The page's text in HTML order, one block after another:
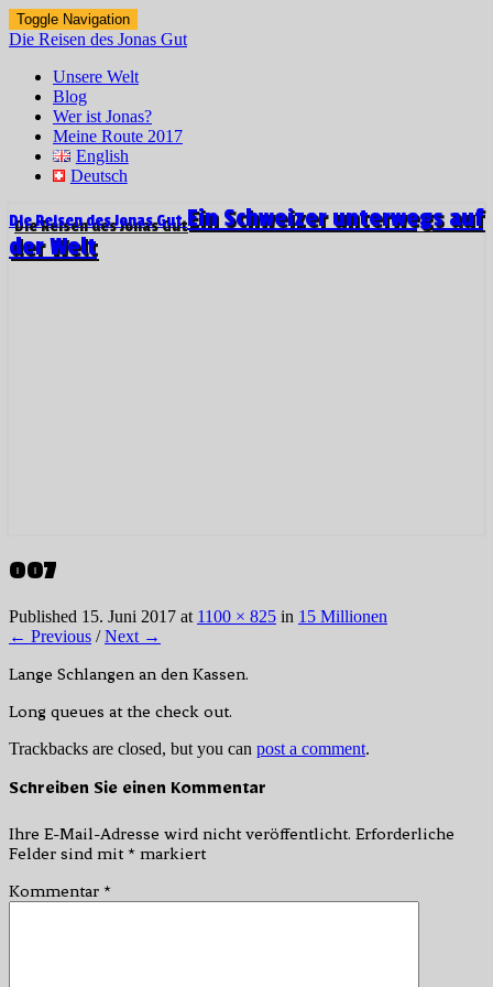
Toggle Navigation
Die Reisen des Jonas Gut
Unsere Welt
Blog
Wer ist Jonas?
Meine Route 2017
English
Deutsch
Die Reisen des Jonas Gut Ein Schweizer unterwegs auf
der Welt
007
Published 15. Juni 2017 at 1100 × 825 in 15 Millionen
← Previous /Next →
Lange Schlangen an den Kassen.
Long queues at the check out.
Trackbacks are closed, but you can post a comment.
Schreiben Sie einen Kommentar
Ihre E-Mail-Adresse wird nicht veröffentlicht. Erforderliche
Felder sind mit * markiert
Kommentar *